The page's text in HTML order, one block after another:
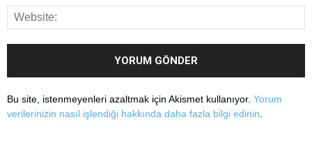
Bu site, istenmeyenleri azaltmak için Akismet kullanıyor. Yorum
verilerinizin nasıl işlendiği hakkında daha fazla bilgi edinin.